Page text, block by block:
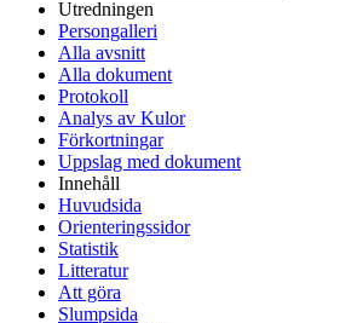
Utredningen
Persongalleri
Alla avsnitt
Alla dokument
Protokoll
Analys av Kulor
Förkortningar
Uppslag med dokument
Innehåll
Huvudsida
Orienteringssidor
Statistik
Litteratur
Att göra
Slumpsida